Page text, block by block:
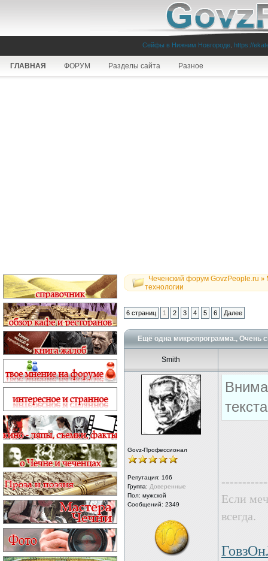
Сейфы в Нижним Новгороде https://
ГЛАВНАЯ ФОРУМ Разделы сайта Разное
Чеченский форум GovzPeople.ru »
технологии
6 страниц 1 2 3 4 5 6 Далее
Ещё одна микропрограмма., Очень
Smith
Govz-Профессионал
Репутация: 166
Группа: Доверенные
Пол: мужской
Сообщений: 2349
Если
всегда.